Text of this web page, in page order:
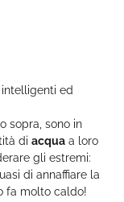
ed
sopra, sono in
di acqua a loro
gli estremi:
di annaffiare la
fa molto caldo!